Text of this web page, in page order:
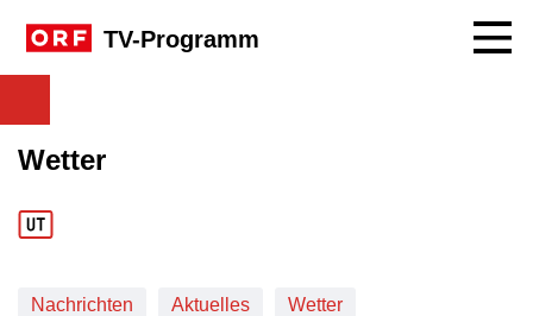
TV-Programm
Wetter
Nachrichten Aktuelles Wetter